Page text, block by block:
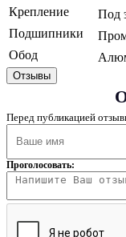
Крепление
Под
Подшипники
Обод
Отзывы
Перед публикацией
Проголосовать: